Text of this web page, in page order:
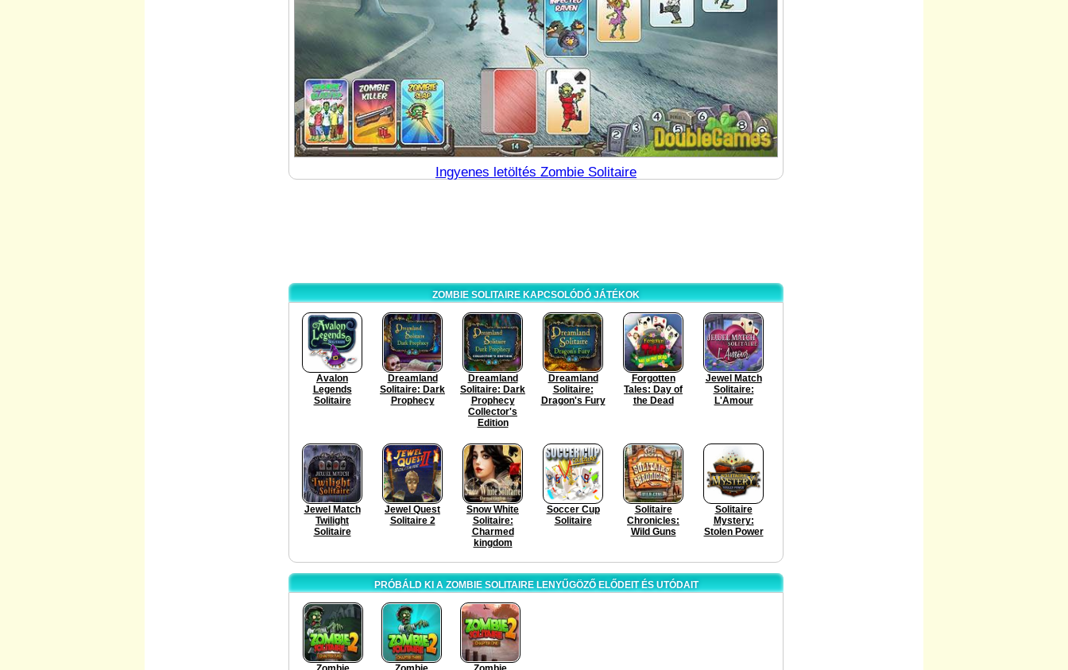
Ingyenes letöltés Zombie Solitaire
ZOMBIE SOLITAIRE KAPCSOLÓDÓ JÁTÉKOK
Avalon
Legends
Solitaire
Dreamland
Solitaire: Dark
Prophecy
Dreamland
Solitaire: Dark
Prophecy
Collector's
Edition
Dreamland
Solitaire:
Dragon's Fury
Forgotten
Tales: Day of
the Dead
Jewel Match
Solitaire:
L'Amour
Jewel Match
Twilight
Solitaire
Jewel Quest
Solitaire 2
Snow White
Solitaire:
Charmed
kingdom
Soccer Cup
Solitaire
Solitaire
Chronicles:
Wild Guns
Solitaire
Mystery:
Stolen Power
PRÓBÁLD KI A ZOMBIE SOLITAIRE LENYŰGÖZŐ ELŐDEIT ÉS UTÓDAIT